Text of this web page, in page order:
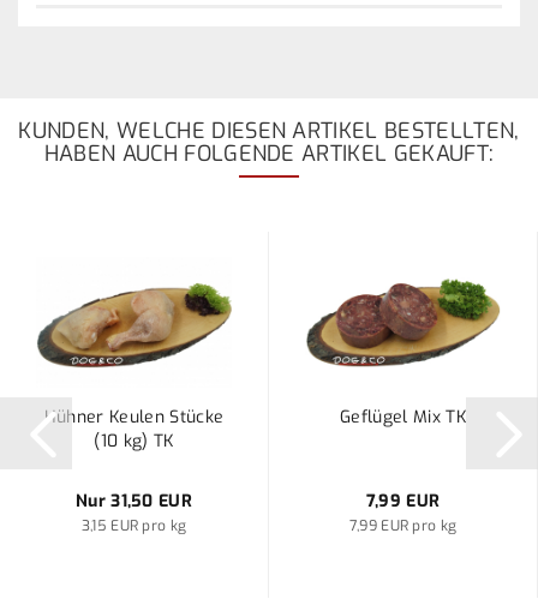
KUNDEN, WELCHE DIESEN ARTIKEL BESTELLTEN,
HABEN AUCH FOLGENDE ARTIKEL GEKAUFT:
Hühner Keulen Stücke
(10 kg) TK
Nur 31,50 EUR
3,15 EUR pro kg
Geflügel Mix TK
7,99 EUR
7,99 EUR pro kg